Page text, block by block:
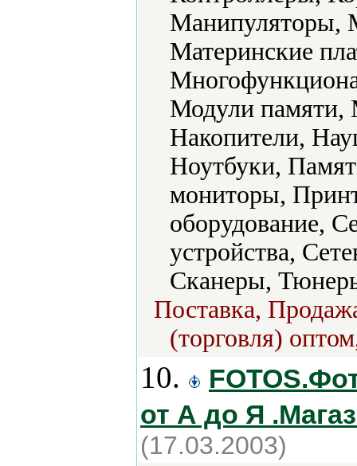
Манипуляторы,
Материнские
Модули
Накопители,
Ноутбуки,
мониторы,
оборудование,
устройства,
Сканеры,
Поставка,
(торговля)
10.
от А до Я
(17.03.2003)